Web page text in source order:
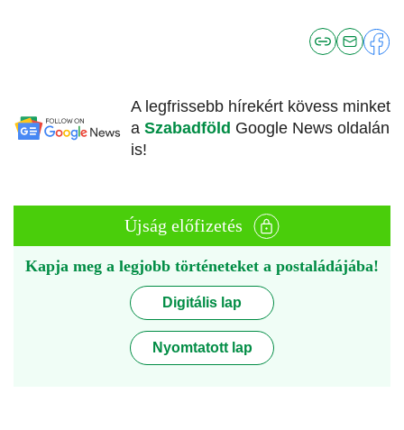
A legfrissebb hírekért kövess minket
a Szabadföld Google News oldalán
is!
Újság előfizetés
Kapja meg a legjobb történeteket a postaládájába!
Digitális lap
Nyomtatott lap